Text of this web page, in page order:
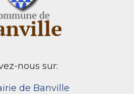
nous sur:
de Banville